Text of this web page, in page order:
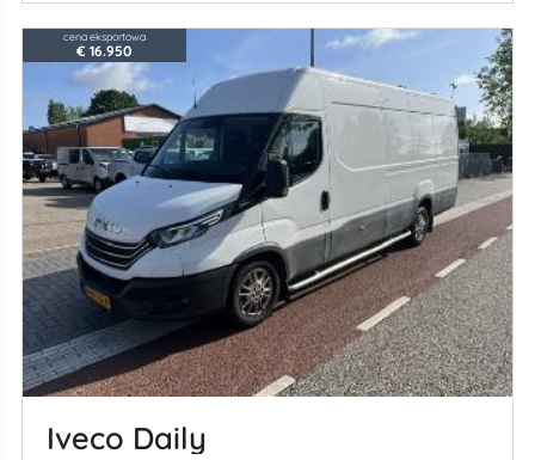
cena eksportowa
€ 16.950
Iveco Daily